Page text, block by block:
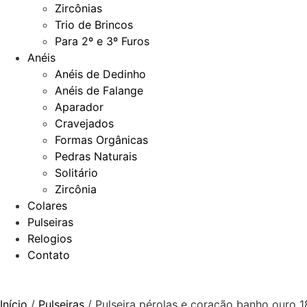
Zircônias
Trio de Brincos
Para 2º e 3º Furos
Anéis
Anéis de Dedinho
Anéis de Falange
Aparador
Cravejados
Formas Orgânicas
Pedras Naturais
Solitário
Zircônia
Colares
Pulseiras
Relogios
Contato
Início / Pulseiras / Pulseira pérolas e coração banho ouro